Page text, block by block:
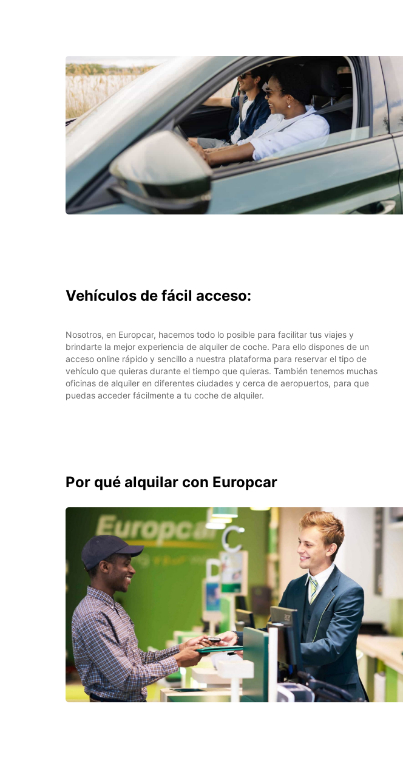
Vehículos de fácil acceso:
Nosotros, en Europcar, hacemos todo lo posible para facilitar tus viajes y
brindarte la mejor experiencia de alquiler de coche. Para ello dispones de un
acceso online rápido y sencillo a nuestra plataforma para reservar el tipo de
vehículo que quieras durante el tiempo que quieras. También tenemos muchas
oficinas de alquiler en diferentes ciudades y cerca de aeropuertos, para que
puedas acceder fácilmente a tu coche de alquiler.
Por qué alquilar con Europcar